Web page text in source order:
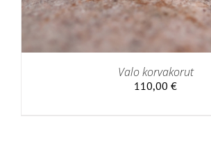
Valo korvakorut
110,00 €